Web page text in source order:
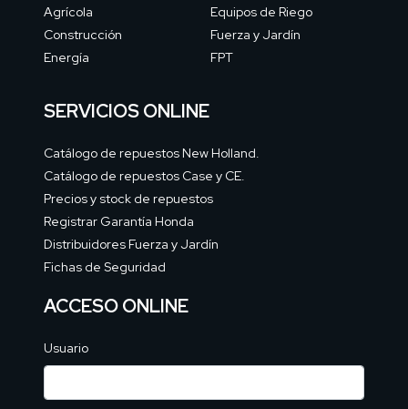
Agrícola
Construcción
Energía
Equipos de Riego
Fuerza y Jardín
FPT
SERVICIOS ONLINE
Catálogo de repuestos New Holland.
Catálogo de repuestos Case y CE.
Precios y stock de repuestos
Registrar Garantía Honda
Distribuidores Fuerza y Jardín
Fichas de Seguridad
ACCESO ONLINE
Usuario